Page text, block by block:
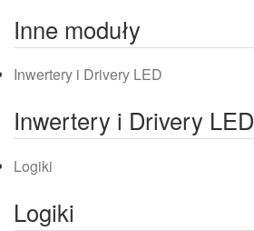
Inne moduły
Inwertery i Drivery LED
Inwertery i Drivery LED
Logiki
Logiki